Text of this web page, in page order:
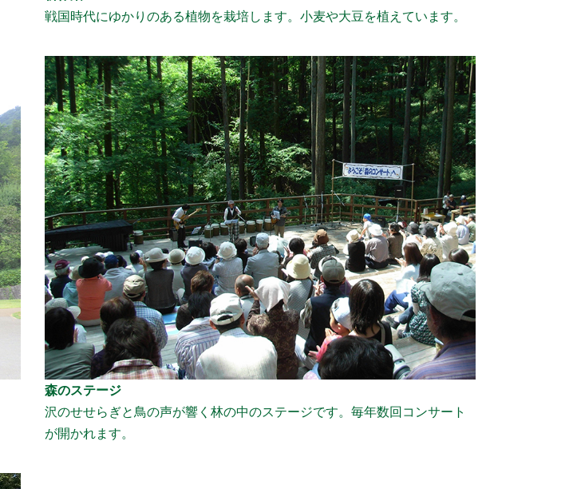
戦国時代にゆかりのある植物を栽培します。小麦や大豆を植えています。
森のステージ
沢のせせらぎと鳥の声が響く林の中のステージです。毎年数回コンサート
が開かれます。